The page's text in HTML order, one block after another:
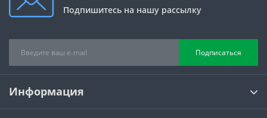
Подпишитесь на нашу рассылку
Подписаться
Информация